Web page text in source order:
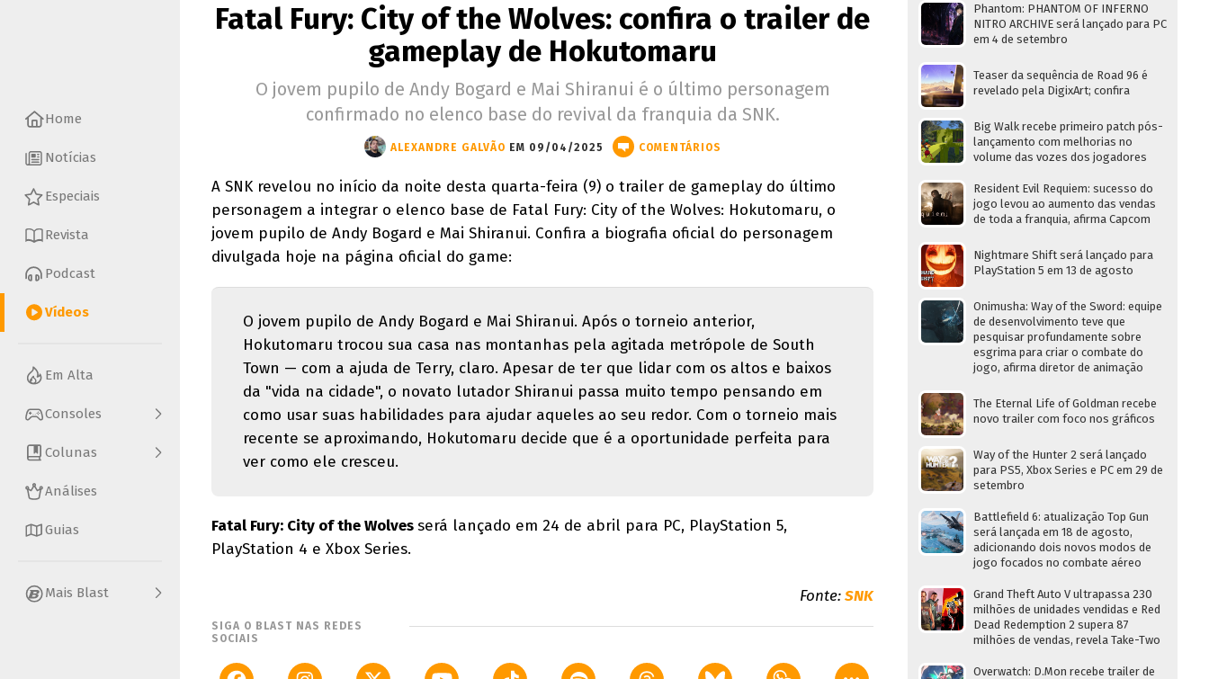
Home
Notícias
Especiais
Revista
Podcast
Vídeos
Em Alta
Consoles
Colunas
Análises
Guias
Mais Blast
Fatal Fury: City of the Wolves: confira o trailer de
gameplay de Hokutomaru
O jovem pupilo de Andy Bogard e Mai Shiranui é o último personagem
confirmado no elenco base do revival da franquia da SNK.
ALEXANDRE GALVÃO EM 09/04/2025 COMENTÁRIOS
A SNK revelou no início da noite desta quarta-feira (9) o trailer de gameplay do último
personagem a integrar o elenco base de Fatal Fury: City of the Wolves: Hokutomaru, o
jovem pupilo de Andy Bogard e Mai Shiranui. Confira a biografia oficial do personagem
divulgada hoje na página oficial do game:
O jovem pupilo de Andy Bogard e Mai Shiranui. Após o torneio anterior,
Hokutomaru trocou sua casa nas montanhas pela agitada metrópole de South
Town — com a ajuda de Terry, claro. Apesar de ter que lidar com os altos e baixos
da "vida na cidade", o novato lutador Shiranui passa muito tempo pensando em
como usar suas habilidades para ajudar aqueles ao seu redor. Com o torneio mais
recente se aproximando, Hokutomaru decide que é a oportunidade perfeita para
ver como ele cresceu.
Fatal Fury: City of the Wolvesserá lançado em 24 de abril para PC, PlayStation 5,
PlayStation 4 e Xbox Series.
Fonte:SNK
SIGA O BLAST NAS REDES
SOCIAIS
Phantom: PHANTOM OF INFERNO
NITRO ARCHIVE será lançado para PC
em 4 de setembro
Teaser da sequência de Road 96 é
revelado pela DigixArt; confira
Big Walk recebe primeiro patch pós-
lançamento com melhorias no
volume das vozes dos jogadores
Resident Evil Requiem: sucesso do
jogo levou ao aumento das vendas
de toda a franquia, afirma Capcom
Nightmare Shift será lançado para
PlayStation 5 em 13 de agosto
Onimusha: Way of the Sword: equipe
de desenvolvimento teve que
pesquisar profundamente sobre
esgrima para criar o combate do
jogo, afirma diretor de animação
The Eternal Life of Goldman recebe
novo trailer com foco nos gráficos
Way of the Hunter 2 será lançado
para PS5, Xbox Series e PC em 29 de
setembro
Battlefield 6: atualização Top Gun
será lançada em 18 de agosto,
adicionando dois novos modos de
jogo focados no combate aéreo
Grand Theft Auto V ultrapassa 230
milhões de unidades vendidas e Red
Dead Redemption 2 supera 87
milhões de vendas, revela Take-Two
Overwatch: D.Mon recebe trailer de